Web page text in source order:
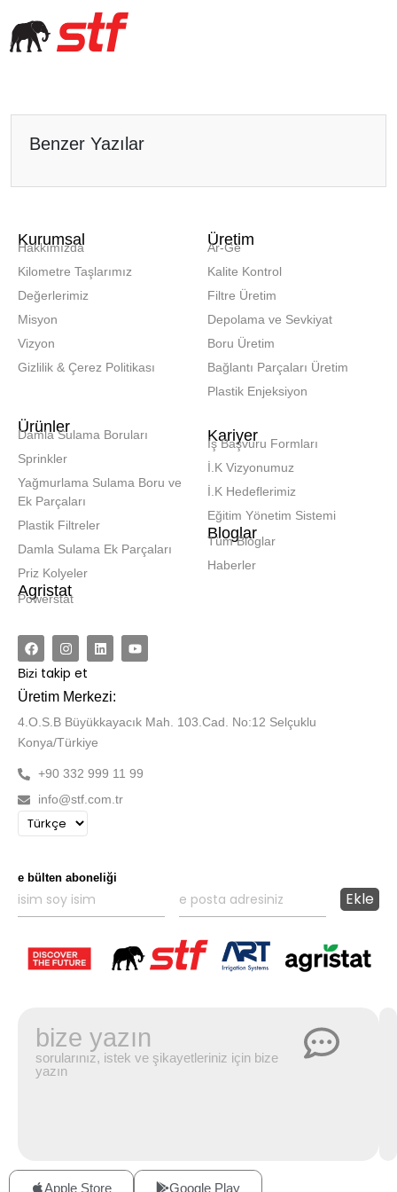
Benzer Yazılar
Kurumsal
Hakkımızda
Kilometre Taşlarımız
Değerlerimiz
Misyon
Vizyon
Gizlilik & Çerez Politikası
Üretim
Ar-Ge
Kalite Kontrol
Filtre Üretim
Depolama ve Sevkiyat
Boru Üretim
Bağlantı Parçaları Üretim
Plastik Enjeksiyon
Ürünler
Damla Sulama Boruları
Sprinkler
Yağmurlama Sulama Boru ve
Ek Parçaları
Plastik Filtreler
Damla Sulama Ek Parçaları
Priz Kolyeler
Agristat
Powerstat
Kariyer
İş Başvuru Formları
İ.K Vizyonumuz
İ.K Hedeflerimiz
Eğitim Yönetim Sistemi
Bloglar
Tüm Bloglar
Haberler
Bizi takip et
Üretim Merkezi:
4.O.S.B Büyükkayacık Mah. 103.Cad. No:12 Selçuklu
Konya/Türkiye
+90 332 999 11 99
info@stf.com.tr
e bülten aboneliği
bize yazın
sorularınız, istek ve şikayetleriniz için bize
yazın
Apple Store Google Play